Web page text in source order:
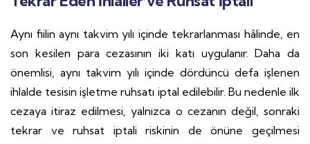
Aynı fiilin aynı takvim yılı içinde tekrarlanması hâlinde, en
son kesilen para cezasının iki katı uygulanır. Daha da
önemlisi, aynı takvim yılı içinde dördüncü defa işlenen
ihlalde tesisin işletme ruhsatı iptal edilebilir. Bu nedenle ilk
cezaya itiraz edilmesi, yalnızca o cezanın değil, sonraki
tekrar ve ruhsat iptali riskinin de önüne geçilmesi